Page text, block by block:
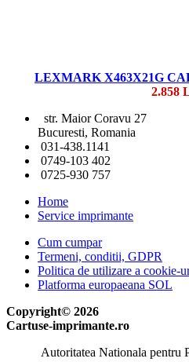
LEXMARK X463X21G
2.858
str. Maior Coravu 27
Bucuresti, Romania
031-438.1141
0749-103 402
0725-930 757
Home
Service imprimante
Cum cumpar
Termeni, conditii, GDPR
Politica de utilizare a cookie-
Platforma europaeana SOL
Copyright© 2026
Cartuse-imprimante.ro
Autoritatea Nationala pentru